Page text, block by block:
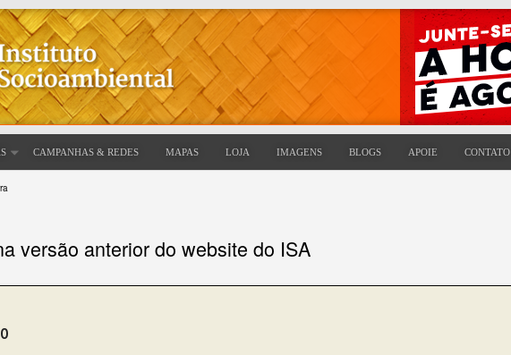
CAMPANHAS & REDES MAPAS LOJA IMAGENS BLOGS APOIE CONTATO
versão anterior do website do ISA